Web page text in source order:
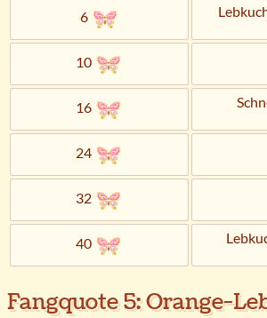
6
10
16
24
32
40
Fangquote 5: Orange-